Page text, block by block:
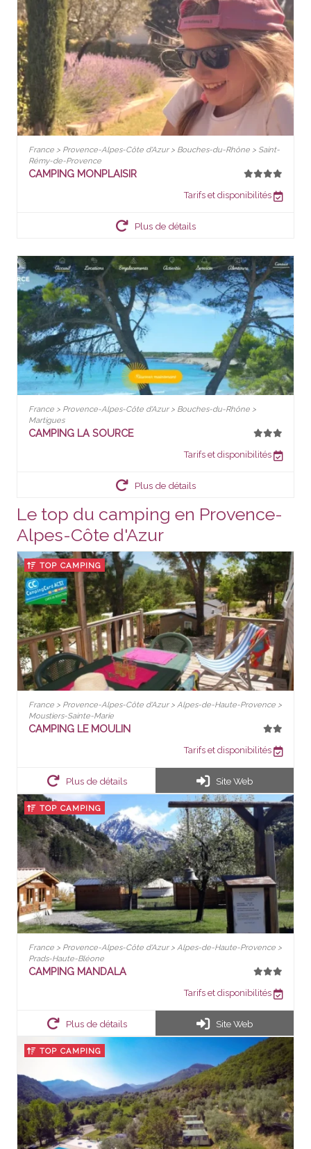
France > Provence-Alpes-Côte d'Azur > Bouches-du-Rhône > Saint-
Rémy-de-Provence
CAMPING MONPLAISIR
Tarifs et disponibilités
Plus de détails
France > Provence-Alpes-Côte d'Azur > Bouches-du-Rhône >
Martigues
CAMPING LA SOURCE
Tarifs et disponibilités
Plus de détails
Le top du camping en Provence-
Alpes-Côte d'Azur
TOP CAMPING
France > Provence-Alpes-Côte d'Azur > Alpes-de-Haute-Provence >
Moustiers-Sainte-Marie
CAMPING LE MOULIN
Tarifs et disponibilités
Plus de détails Site Web
TOP CAMPING
France > Provence-Alpes-Côte d'Azur > Alpes-de-Haute-Provence >
Prads-Haute-Bléone
CAMPING MANDALA
Tarifs et disponibilités
Plus de détails Site Web
TOP CAMPING